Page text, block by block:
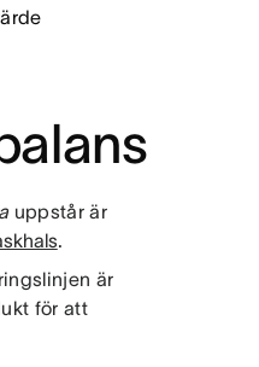
uppstår är
.
är
för att